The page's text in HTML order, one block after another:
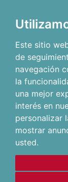
Este sitio
de
navegación
la
una mejor
interés en
personalizar
mostrar
usted.